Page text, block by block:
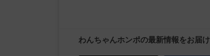
わんちゃんホンポの最新情報をお届け